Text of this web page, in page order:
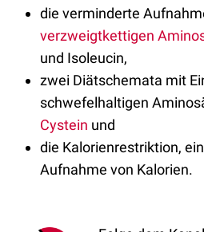
die verminderte
verzweigtkettigen
und Isoleucin,
zwei Diätschemata mit
schwefelhaltigen
Cystein und
die Kalorienrestriktion,
Aufnahme von Kalorien.